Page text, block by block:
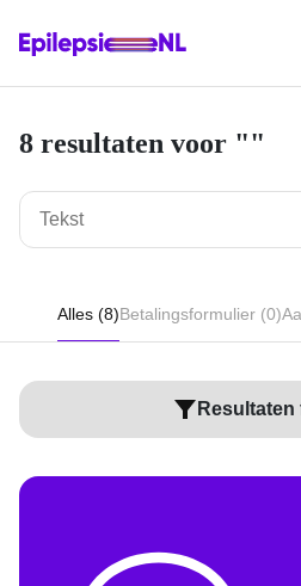
8 resultaten voor ""
Alles (8)Betalingsformulier (0)
Resultaten